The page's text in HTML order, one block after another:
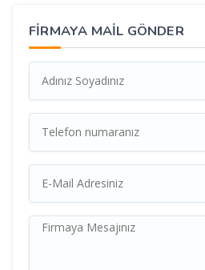
FİRMAYA MAİL GÖNDER